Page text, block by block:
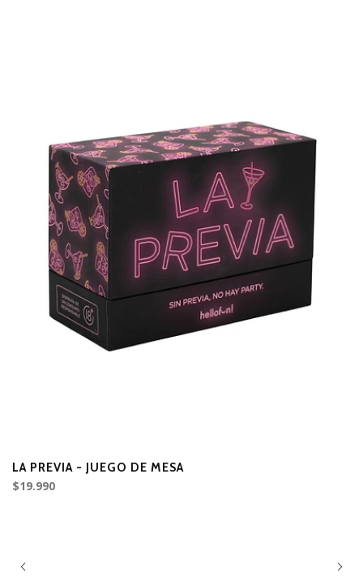
LA PREVIA - JUEGO DE MESA
$19.990